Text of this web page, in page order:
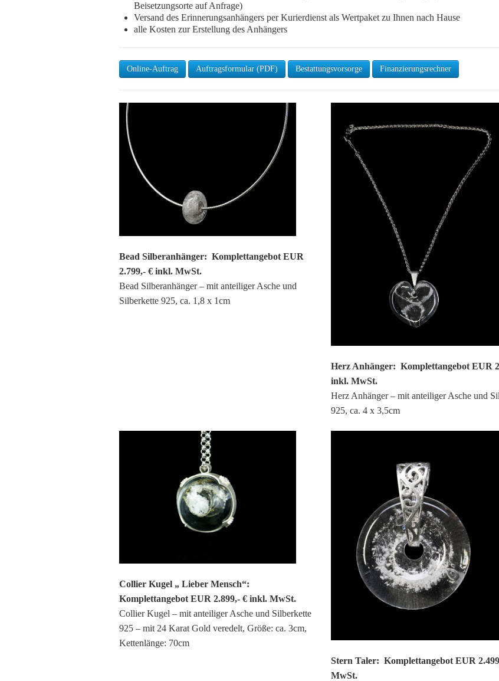
Beisetzungsorte auf Anfrage)
Versand des Erinnerungsanhängers per Kurierdienst als Wertpaket zu Ihnen nach Hause
alle Kosten zur Erstellung des Anhängers
Online-Auftrag Auftragsformular (PDF) Bestattungsvorsorge Finanzierungsrechner
Bead Silberanhänger: Komplettangebot EUR
2.799,- € inkl. MwSt.
Bead Silberanhänger – mit anteiliger Asche und
Silberkette 925, ca. 1,8 x 1cm
Herz Anhänger: Komplettangebot EUR
inkl. MwSt.
Herz Anhänger – mit anteiliger Asche und
925, ca. 4 x 3,5cm
Collier Kugel „ Lieber Mensch“:
Komplettangebot EUR 2.899,- € inkl. MwSt.
Collier Kugel – mit anteiliger Asche und Silberkette
925 – mit 24 Karat Gold veredelt, Größe: ca. 3cm,
Kettenlänge: 70cm
Stern Taler: Komplettangebot EUR
MwSt.